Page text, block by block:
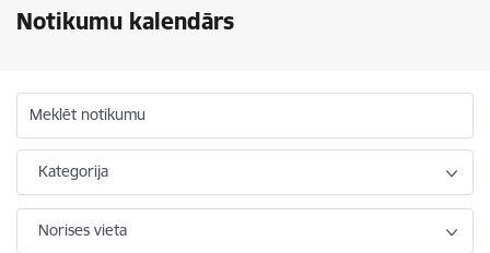
Notikumu kalendārs
Meklēt notikumu
Kategorija
Norises vieta